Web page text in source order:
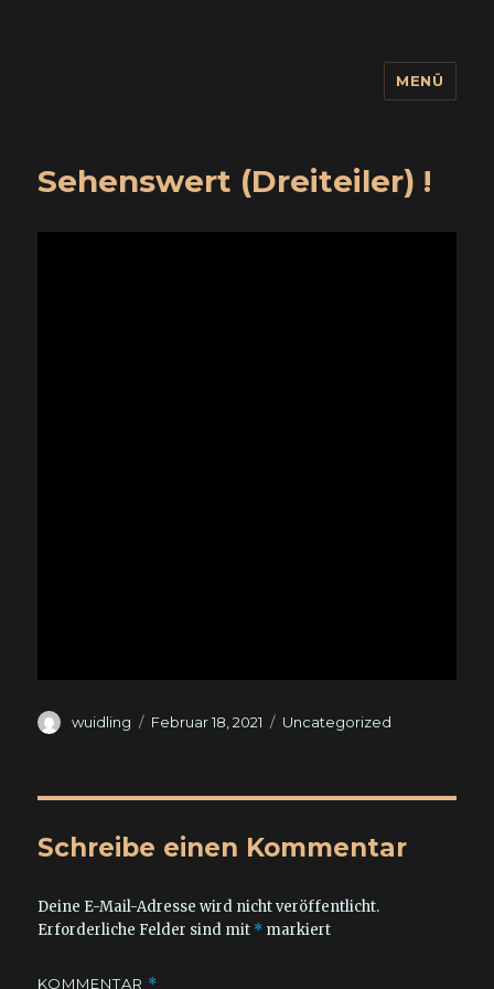
MENÜ
Sehenswert (Dreiteiler) !
Autor
wuidling
Veröffentlicht
Februar 18, 2021 Kategorien
Uncategorized
Schreibe einen Kommentar
Deine E-Mail-Adresse wird nicht veröffentlicht.
Erforderliche Felder sind mit * markiert
KOMMENTAR *